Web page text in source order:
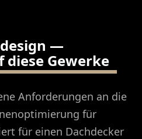
—
diese Gewerke
Anforderungen an die
für
für einen Dachdecker